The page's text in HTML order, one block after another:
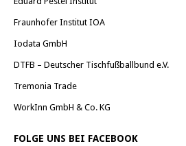
Fraunhofer Institut IOA
Iodata GmbH
DTFB – Deutscher Tischfußballbund e.V.
Tremonia Trade
WorkInn GmbH & Co. KG
FOLGE UNS BEI FACEBOOK